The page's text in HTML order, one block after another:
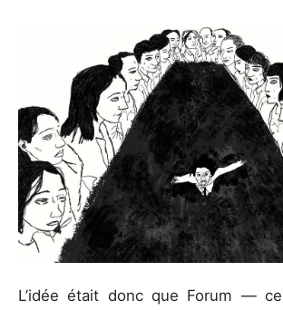
L’idée était donc que Forum —